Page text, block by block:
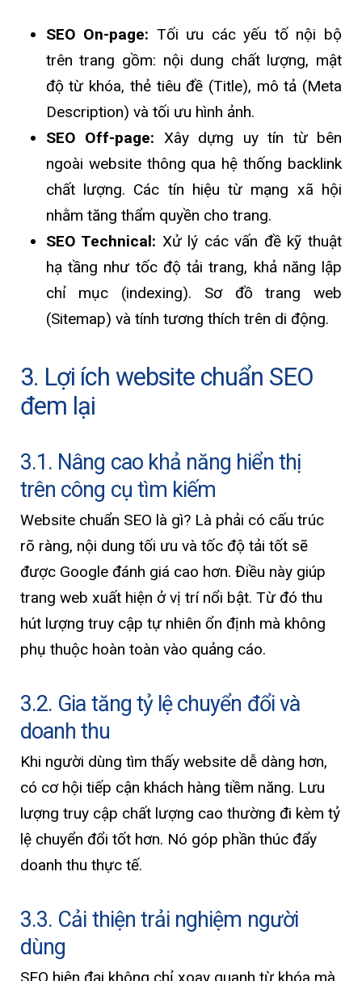
SEO On-page: Tối ưu các yếu tố nội bộ
trên trang gồm: nội dung chất lượng, mật
độ từ khóa, thẻ tiêu đề (Title), mô tả (Meta
Description) và tối ưu hình ảnh.
SEO Off-page: Xây dựng uy tín từ bên
ngoài website thông qua hệ thống backlink
chất lượng. Các tín hiệu từ mạng xã hội
nhằm tăng thẩm quyền cho trang.
SEO Technical: Xử lý các vấn đề kỹ thuật
hạ tầng như tốc độ tải trang, khả năng lập
chỉ mục (indexing). Sơ đồ trang web
(Sitemap) và tính tương thích trên di động.
3. Lợi ích website chuẩn SEO
đem lại
3.1. Nâng cao khả năng hiển thị
trên công cụ tìm kiếm
Website chuẩn SEO là gì? Là phải có cấu trúc
rõ ràng, nội dung tối ưu và tốc độ tải tốt sẽ
được Google đánh giá cao hơn. Điều này giúp
trang web xuất hiện ở vị trí nổi bật. Từ đó thu
hút lượng truy cập tự nhiên ổn định mà không
phụ thuộc hoàn toàn vào quảng cáo.
3.2. Gia tăng tỷ lệ chuyển đổi và
doanh thu
Khi người dùng tìm thấy website dễ dàng hơn,
có cơ hội tiếp cận khách hàng tiềm năng. Lưu
lượng truy cập chất lượng cao thường đi kèm tỷ
lệ chuyển đổi tốt hơn. Nó góp phần thúc đẩy
doanh thu thực tế.
3.3. Cải thiện trải nghiệm người
dùng